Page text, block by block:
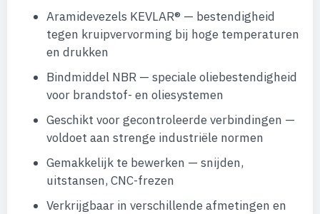
Aramidevezels KEVLAR® — bestendigheid
tegen kruipvervorming bij hoge temperaturen
en drukken
Bindmiddel NBR — speciale oliebestendigheid
voor brandstof- en oliesystemen
Geschikt voor gecontroleerde verbindingen —
voldoet aan strenge industriële normen
Gemakkelijk te bewerken — snijden,
uitstansen, CNC-frezen
Verkrijgbaar in verschillende afmetingen en